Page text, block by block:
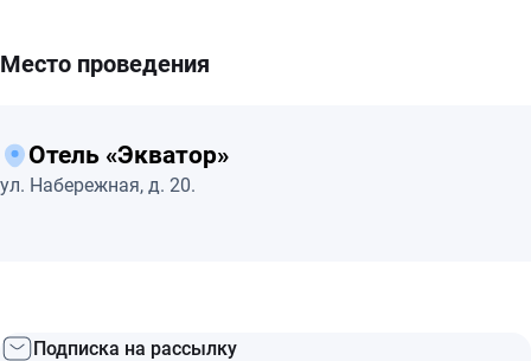
Место проведения
Отель «Экватор»
ул. Набережная, д. 20.
Подписка на рассылку